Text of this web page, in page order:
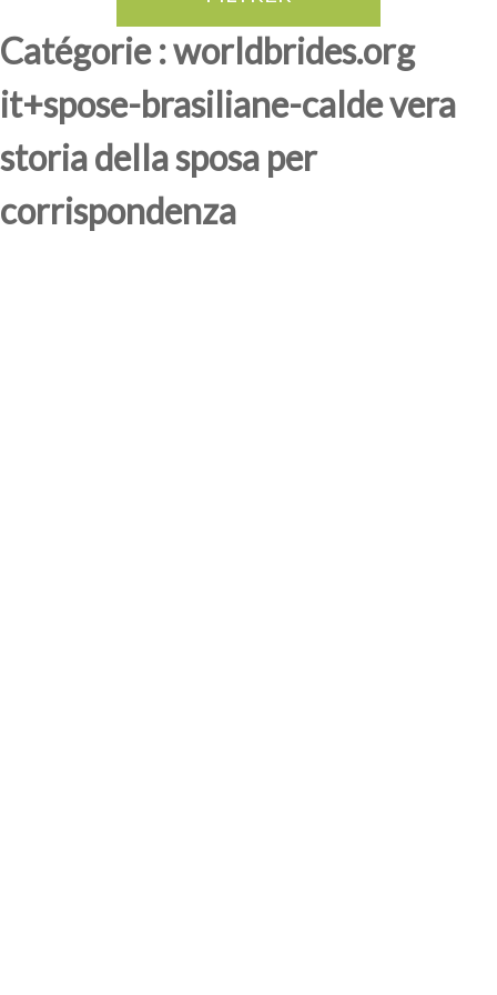
Catégorie : worldbrides.org
it+spose-brasiliane-calde vera
storia della sposa per
corrispondenza